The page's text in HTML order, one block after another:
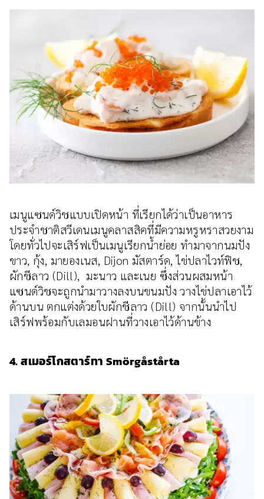
เมนูแซนด์วิชแบบเปิดหน้า ที่เรียกได้ว่าเป็นอาหาร
ประจำชาติสวีเดนเมนูคลาสสิคที่มีความหรูหราสวยงาม
โดยทั่วไปจะเสิร์ฟเป็นเมนูเรียกน้ำย่อย ทำมาจากนมปัง
ขาว, กุ้ง, มายองเนส, Dijon มัสตาร์ด, ไข่ปลาไวท์ฟิช,
ผักชีลาว (Dill), มะนาว และเนย ซึ่งส่วนผสมหน้า
แซนด์วิชจะถูกนำมาวางลงบนขนมปัง วางไข่ปลาเอาไว้
ด้านบน ตกแต่งด้วยใบผักชีลาว (Dill) จากนั้นนำไป
เสิร์ฟพร้อมกับเลมอนฝานที่วางเอาไว้ด้านข้าง
4. สเมอร์โกสตาร์ทา Smörgåstårta